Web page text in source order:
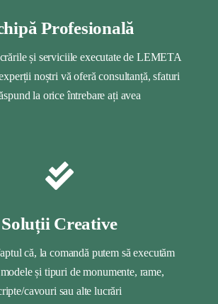
Profesională
și serviciile executate de LEMETA
noștri vă oferă consultanță, sfaturi
la orice întrebare ați avea
Soluții Creative
că, la comandă putem să executăm
și tipuri de monumente, rame,
cavouri sau alte lucrări